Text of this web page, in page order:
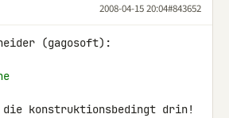
2008-04-15 20:04#843652
(gagosoft):
die konstruktionsbedingt drin!